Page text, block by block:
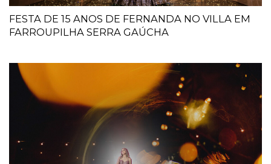
FESTA DE 15 ANOS DE FERNANDA NO VILLA EM
FARROUPILHA SERRA GAÚCHA